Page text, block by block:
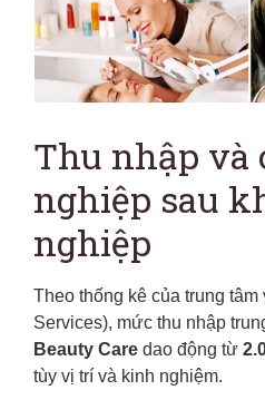
Thu nhập và
nghiệp sau
nghiệp
Theo thống kê của trung
Services), mức thu nhập
Beauty Care dao động từ
tùy vị trí và kinh nghiệm.